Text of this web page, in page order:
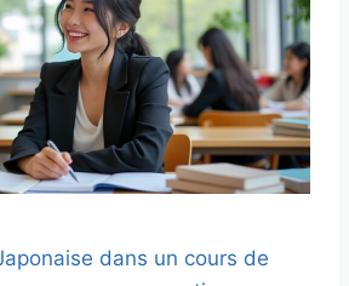
dans un cours de